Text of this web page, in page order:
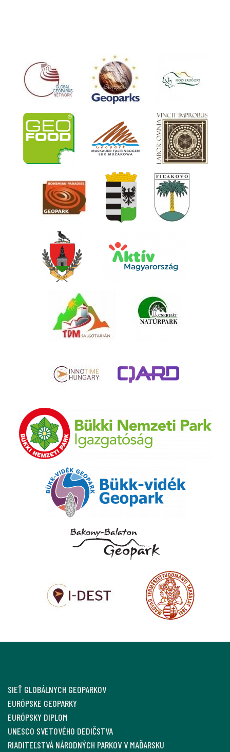
SIEŤ GLOBÁLNYCH GEOPARKOV
EURÓPSKE GEOPARKY
EURÓPSKY DIPLOM
UNESCO SVETOVÉHO DEDIČSTVA
RIADITEĽSTVÁ NÁRODNÝCH PARKOV V MAĎARSKU